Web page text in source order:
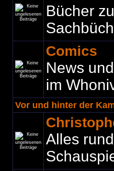
Bücher
Comics
News
im
Vor und hinter der
Alles